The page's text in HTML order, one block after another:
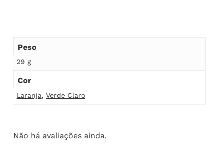
Peso
29 g
Cor
Laranja, Verde Claro
Não há avaliações ainda.